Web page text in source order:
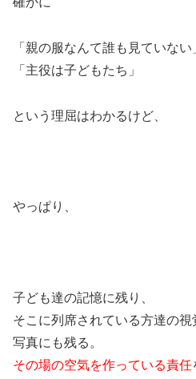
「親の服なんて誰も見ていない
「主役は子どもたち」
という理屈はわかるけど、
やっぱり、
子ども達の記憶に残り、
そこに列席されている方達の視
写真にも残る。
その場の空気を作っている責任